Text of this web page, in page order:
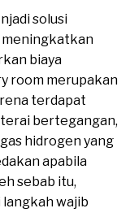
solusi
meningkatkan
biaya
room merupakan
terdapat
bertegangan,
hidrogen yang
apabila
sebab itu,
wajib